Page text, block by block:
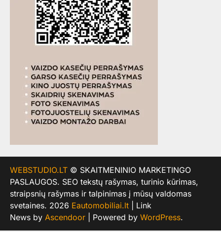
WEBSTUDIO.LT © SKAITMENINIO MARKETINGO
PASLAUGOS. SEO tekstų rašymas, turinio kūrimas,
straipsnių rašymas ir talpinimas į mūsų valdomas
svetaines. 2026 Eautomobiliai.lt | Link
News by Ascendoor | Powered by WordPress.